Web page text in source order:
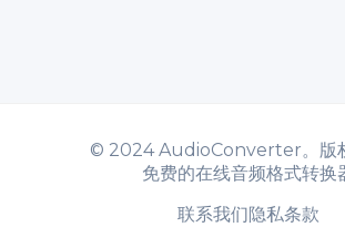
© 2024 AudioConverter。版
免费的在线音频格式转换
联系我们隐私条款